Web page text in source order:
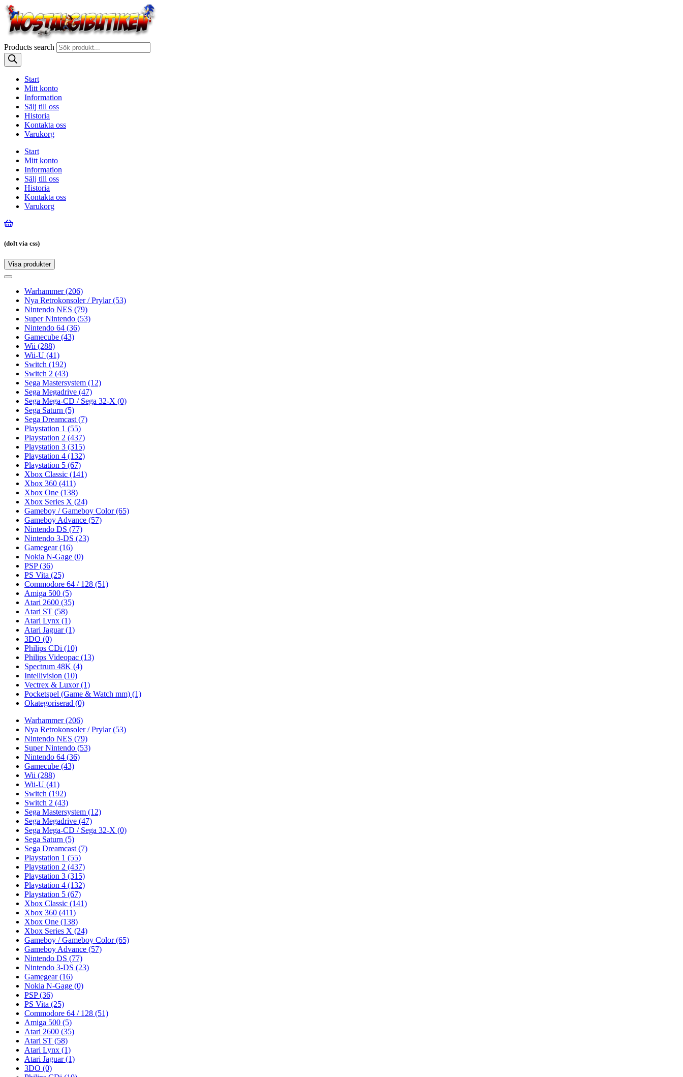
Products search
Start
Mitt konto
Information
Sälj till oss
Historia
Kontakta oss
Varukorg
Start
Mitt konto
Information
Sälj till oss
Historia
Kontakta oss
Varukorg
(dolt via css)
Visa produkter
Toggle
Toggle
navigationWarhammer(206)
Nya Retrokonsoler / Prylar(53)
Nintendo NES (79)
Super Nintendo (53)
Nintendo 64 (36)
Gamecube (43)
Wii (288)
Wii-U (41)
Switch (192)
Switch 2 (43)
Sega Mastersystem (12)
Sega Megadrive (47)
Sega Mega-CD / Sega 32-X (0)
Sega Saturn (5)
Sega Dreamcast (7)
Playstation 1 (55)
Playstation 2 (437)
Playstation 3 (315)
Playstation 4 (132)
Playstation 5 (67)
Xbox Classic (141)
Xbox 360 (411)
Xbox One (138)
Xbox Series X (24)
Gameboy / Gameboy Color(65)
Gameboy Advance (57)
Nintendo DS (77)
Nintendo 3-DS (23)
Gamegear(16)
Nokia N-Gage (0)
PSP(36)
PS Vita (25)
Commodore 64 / 128 (51)
Amiga 500 (5)
Atari 2600 (35)
Atari ST (58)
Atari Lynx (1)
Atari Jaguar(1)
3DO (0)
Philips CDi (10)
Philips Videopac (13)
Spectrum 48K (4)
Intellivision (10)
Vectrex & Luxor(1)
Pocketspel (Game & Watch mm) (1)
Okategoriserad (0)
Warhammer(206)
Nya Retrokonsoler / Prylar(53)
Nintendo NES (79)
Super Nintendo (53)
Nintendo 64 (36)
Gamecube (43)
Wii (288)
Wii-U (41)
Switch (192)
Switch 2 (43)
Sega Mastersystem (12)
Sega Megadrive (47)
Sega Mega-CD / Sega 32-X (0)
Sega Saturn (5)
Sega Dreamcast (7)
Playstation 1 (55)
Playstation 2 (437)
Playstation 3 (315)
Playstation 4 (132)
Playstation 5 (67)
Xbox Classic (141)
Xbox 360 (411)
Xbox One (138)
Xbox Series X (24)
Gameboy / Gameboy Color(65)
Gameboy Advance (57)
Nintendo DS (77)
Nintendo 3-DS (23)
Gamegear(16)
Nokia N-Gage (0)
PSP(36)
PS Vita (25)
Commodore 64 / 128 (51)
Amiga 500 (5)
Atari 2600 (35)
Atari ST (58)
Atari Lynx (1)
Atari Jaguar(1)
3DO (0)